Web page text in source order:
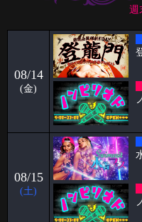
祝🎊🎊5周年🦋🦋と雨の日
ハプニングバーのスタッフを
いつもPapillon
2026-06-09
パンブログ「雨の日」
お久しぶりです！ スタッフの
去りましたね。
2026-06-03
🥳5月女子抽選🥳
🦋🉐女性様特典🉐🦋 🤩5月の
7380 当選
週
08/14
(金)
08/15
(土)